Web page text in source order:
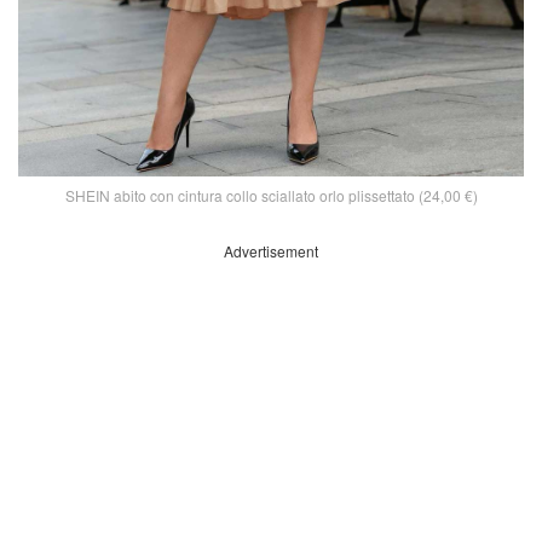
SHEIN abito con cintura collo sciallato orlo plissettato (24,00 €)
Advertisement